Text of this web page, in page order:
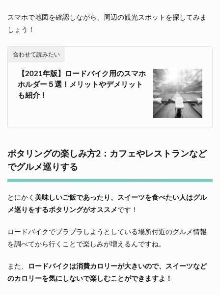
スマホで地図を確認しながら、周辺の観光スポットを探してみま
しょう！
合わせて読みたい
【2021年版】ロードバイク用のスマホ
ホルダー５選！メリットやデメリット
も紹介！
ポタリングの楽しみ方2：カフェやレストランなど
でグルメ巡りする
とにかく 美味しいご飯であったり、スイーツを食べたい人はグル
メ巡りをするポタリングがオススメ です！
ロードバイクでプラプラしようとしている場所付近のグルメ情報
を調べてから行くことで楽しみが増えるんですね。
また、
ロードバイクは消費カロリーが大きいので、スイーツなど
のカロリーを気にしないで楽しむことができますよ！